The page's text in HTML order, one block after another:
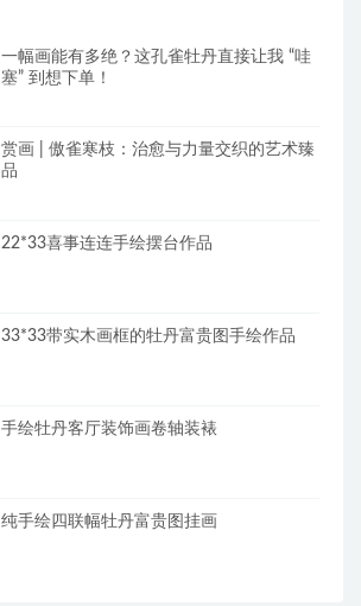
一幅画能有多绝？这孔雀牡丹直接让我 “哇
塞” 到想下单！
赏画 | 傲雀寒枝：治愈与力量交织的艺术臻
品
22*33喜事连连手绘摆台作品
33*33带实木画框的牡丹富贵图手绘作品
手绘牡丹客厅装饰画卷轴装裱
纯手绘四联幅牡丹富贵图挂画